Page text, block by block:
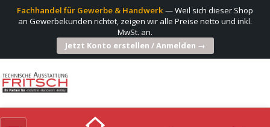
Fachhandel für Gewerbe & Handwerk— Weil sich dieser Shop
an Gewerbekunden richtet, zeigen wir alle Preise netto und inkl.
MwSt. an.
Jetzt Konto erstellen / Anmelden →